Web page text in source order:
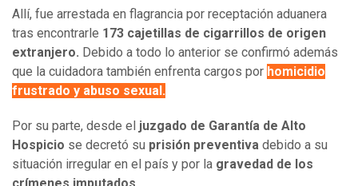
Allí, fue arrestada en flagrancia por receptación aduanera
tras encontrarle 173 cajetillas de cigarrillos de origen
extranjero. Debido a todo lo anterior se confirmó además
que la cuidadora también enfrenta cargos por homicidio
frustrado y abuso sexual.
Por su parte, desde el juzgado de Garantía de Alto
Hospicio se decretó su prisión preventiva debido a su
situación irregular en el país y por la gravedad de los